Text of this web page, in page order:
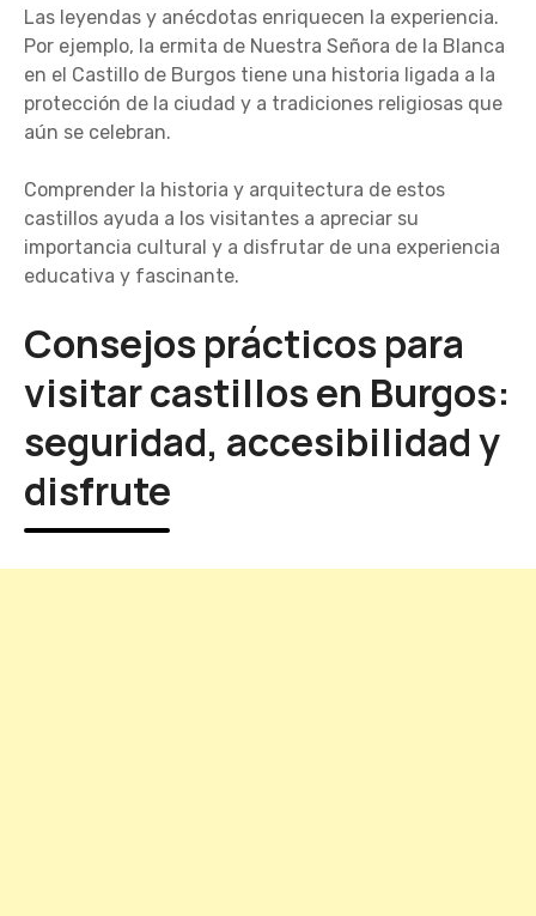
Las leyendas y anécdotas enriquecen la experiencia.
Por ejemplo, la ermita de Nuestra Señora de la Blanca
en el Castillo de Burgos tiene una historia ligada a la
protección de la ciudad y a tradiciones religiosas que
aún se celebran.
Comprender la historia y arquitectura de estos
castillos ayuda a los visitantes a apreciar su
importancia cultural y a disfrutar de una experiencia
educativa y fascinante.
Consejos prácticos para
visitar castillos en Burgos:
seguridad, accesibilidad y
disfrute